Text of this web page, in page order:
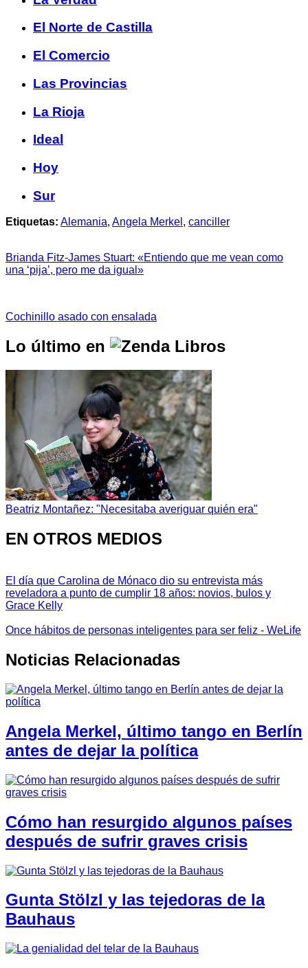
El Norte de Castilla
El Comercio
Las Provincias
La Rioja
Ideal
Hoy
Sur
Etiquetas: Alemania, Angela Merkel , canciller
Brianda Fitz-James Stuart: «Entiendo que me vean como
una ‘pija’, pero me da igual»
Cochinillo asado con ensalada
Lo último en
Beatriz Montañez: "Necesitaba averiguar quién era"
EN OTROS MEDIOS
El día que Carolina de Mónaco dio su entrevista más
reveladora a punto de cumplir 18 años: novios, bulos y
Grace Kelly
Once hábitos de personas inteligentes para ser feliz - WeLife
Noticias Relacionadas
Angela Merkel, último tango en Berlín
antes de dejar la política
Cómo han resurgido algunos países
después de sufrir graves crisis
Gunta Stölzl y las tejedoras de la
Bauhaus